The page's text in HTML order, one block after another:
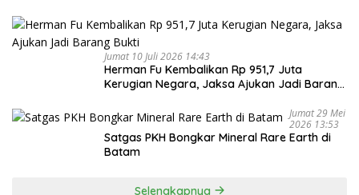
Jumat 10 Juli 2026 14:43
Herman Fu Kembalikan Rp 951,7 Juta
Kerugian Negara, Jaksa Ajukan Jadi Barang
Jumat 29 Mei
2026 13:53
Satgas PKH Bongkar Mineral Rare Earth di
Selengkapnya